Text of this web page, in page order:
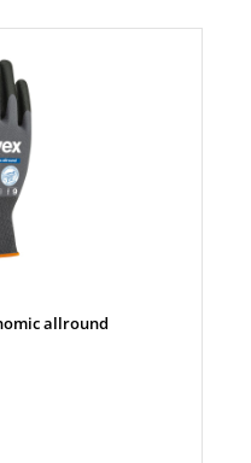
allround